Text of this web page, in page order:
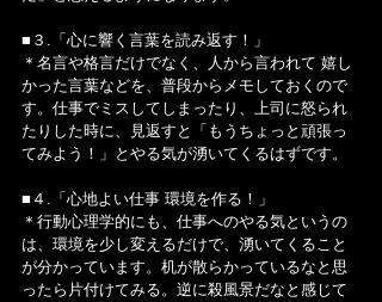
■３.「心に響く言葉を読み返す！」
＊名言や格言だけでなく、人から言われて 嬉し
かった言葉などを、普段からメモしておくので
す。仕事でミスしてしまったり、上司に怒られ
たりした時に、見返すと「もうちょっと頑張っ
てみよう！」とやる気が湧いてくるはずです。
■４.「心地よい仕事 環境を作る！」
＊行動心理学的にも、仕事へのやる気というの
は、環境を少し変えるだけで、湧いてくること
が分かっています。机が散らかっているなと思
ったら片付けてみる。逆に殺風景だなと感じて